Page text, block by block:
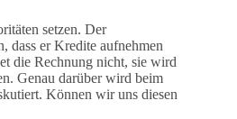
setzen. Der
dass er Kredite aufnehmen
die Rechnung nicht, sie wird
Genau darüber wird beim
Können wir uns diesen